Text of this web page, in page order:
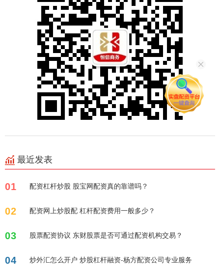
最近发表
01 配资杠杆炒股 股宝网配资真的靠谱吗？
02 配资网上炒股配 杠杆配资费用一般多少？
03 股票配资协议 东财股票是否可通过配资机构交易？
04 炒外汇怎么开户 炒股杠杆融资-杨方配资公司专业服务